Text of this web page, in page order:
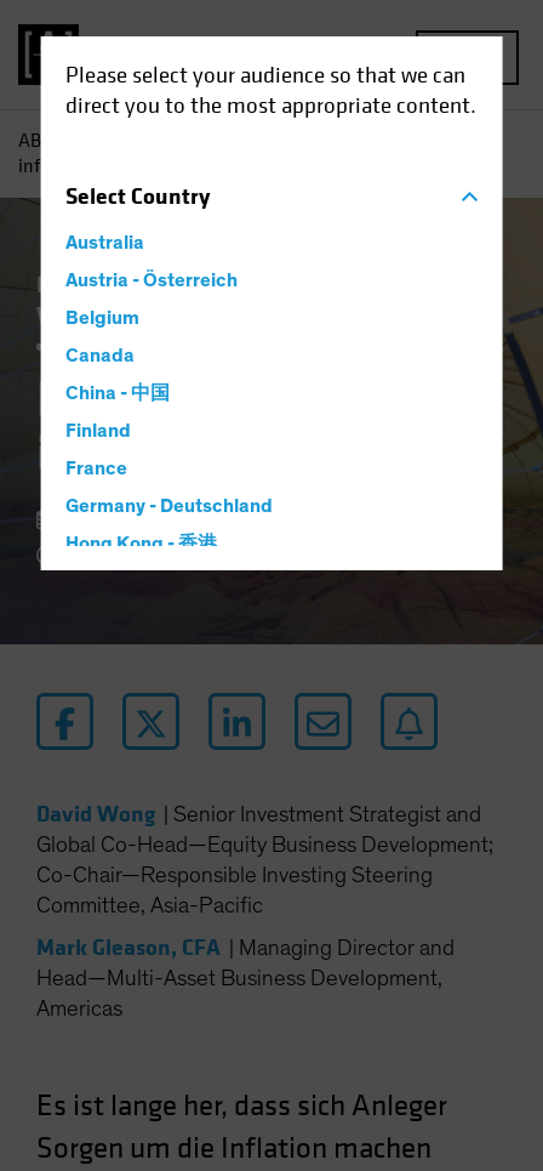
Please select your audience so that we can
direct you to the most appropriate content.
SelectCountry
Australia
Austria - Österreich
Belgium
Canada
China - 中国
Finland
France
Germany - Deutschland
Hong Kong - 香港
Japan - 日本
Latin America
Netherlands
New Zealand
Norway
Other Asia-Pacific
Poland
Spain
Sweden
AB
inflationsresistent?
Einkommen Inflation
Wirtschaft
Blog
Ist Ihr Portfolio
inflationsresistent?
23 März 2021
6 min read
David Wong
Senior Investment Strategist and
Global Co-Head—Equity Business Development;
Co-Chair—Responsible Investing Steering
Committee, Asia-Pacific
Mark Gleason, CFA
Managing Director and
Head—Multi-Asset Business Development,
Americas
Es ist lange her, dass sich Anleger
Sorgen um die Inflation machen